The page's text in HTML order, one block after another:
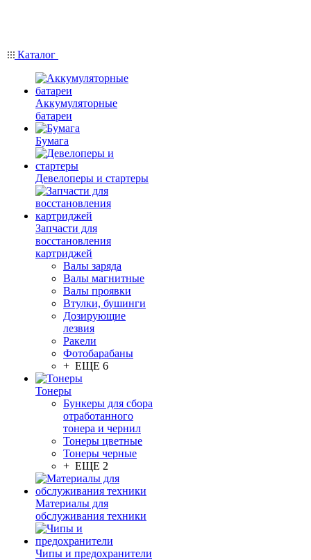
Каталог
Аккумуляторные
батареи
Бумага
Девелоперы и стартеры
Запчасти для
восстановления
картриджей
Валы заряда
Валы магнитные
Валы проявки
Втулки, бушинги
Дозирующие
лезвия
Ракели
Фотобарабаны
+ ЕЩЕ 6
Тонеры
Бункеры для сбора
отработанного
тонера и чернил
Тонеры цветные
Тонеры черные
+ ЕЩЕ 2
Материалы для
обслуживания техники
Чипы и предохранители